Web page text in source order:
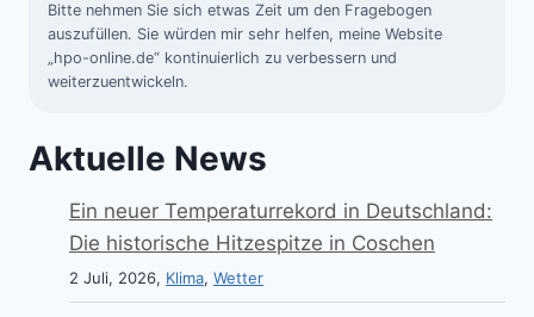
Bitte nehmen Sie sich etwas Zeit um den Fragebogen
auszufüllen. Sie würden mir sehr helfen, meine Website
„hpo-online.de“ kontinuierlich zu verbessern und
weiterzuentwickeln.
Aktuelle News
Ein neuer Temperaturrekord in Deutschland:
Die historische Hitzespitze in Coschen
2 Juli, 2026, Klima, Wetter